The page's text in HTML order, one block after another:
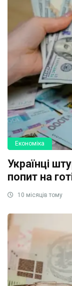
Економіка
Українці
попит на
10 місяців тому